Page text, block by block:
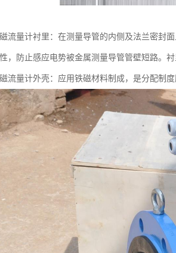
流量计衬里：在测量导管的内侧及法兰密封
，防止感应电势被金属测量导管管壁短路。
流量计外壳：应用铁磁材料制成，是分配制